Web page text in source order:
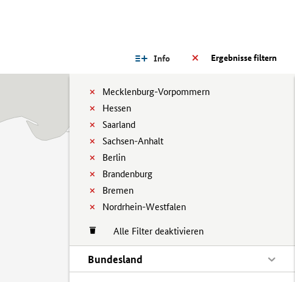
Ergebnisse filtern
Info
Mecklenburg-Vorpommern
Hessen
Saarland
Sachsen-Anhalt
Berlin
Brandenburg
Bremen
Nordrhein-Westfalen
Alle Filter deaktivieren
Bundesland